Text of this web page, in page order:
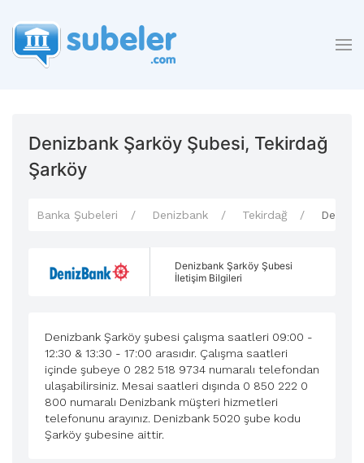
Denizbank Şarköy Şubesi, Tekirdağ
Şarköy
Banka Şubeleri Denizbank Tekirdağ
Denizbank Şarköy Şubesi
İletişim Bilgileri
Denizbank Şarköy şubesi çalışma saatleri 09:00 -
12:30 & 13:30 - 17:00 arasıdır. Çalışma saatleri
içinde şubeye 0 282 518 9734 numaralı telefondan
ulaşabilirsiniz. Mesai saatleri dışında 0 850 222 0
800 numaralı Denizbank müşteri hizmetleri
telefonunu arayınız. Denizbank 5020 şube kodu
Şarköy şubesine aittir.